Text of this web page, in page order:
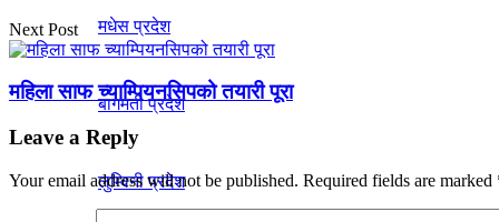
मधेस प्रदेश
बागमती प्रदेश
लुम्विनी प्रदेश
Next Post
महिला साफ च्याम्पियनसिपको तयारी पूरा
Leave a Reply
Your email address will not be published. Required fields are marked